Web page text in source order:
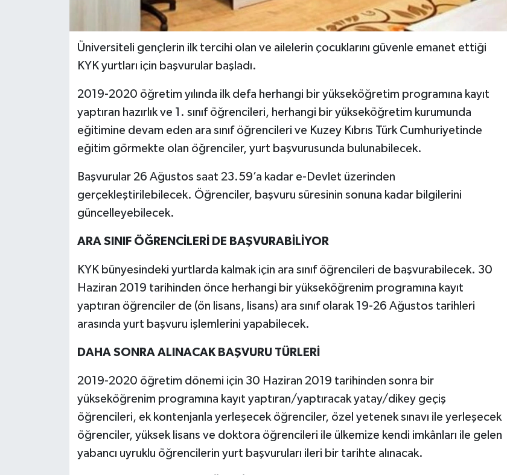
Üniversiteli gençlerin ilk tercihi olan ve ailelerin çocuklarını güvenle emanet ettiği
KYK yurtları için başvurular başladı.
2019-2020 öğretim yılında ilk defa herhangi bir yükseköğretim programına kayıt
yaptıran hazırlık ve 1. sınıf öğrencileri, herhangi bir yükseköğretim kurumunda
eğitimine devam eden ara sınıf öğrencileri ve Kuzey Kıbrıs Türk Cumhuriyetinde
eğitim görmekte olan öğrenciler, yurt başvurusunda bulunabilecek.
Başvurular 26 Ağustos saat 23.59’a kadar e-Devlet üzerinden
gerçekleştirilebilecek. Öğrenciler, başvuru süresinin sonuna kadar bilgilerini
güncelleyebilecek.
ARA SINIF ÖĞRENCİLERİ DE BAŞVURABİLİYOR
KYK bünyesindeki yurtlarda kalmak için ara sınıf öğrencileri de başvurabilecek. 30
Haziran 2019 tarihinden önce herhangi bir yükseköğrenim programına kayıt
yaptıran öğrenciler de (ön lisans, lisans) ara sınıf olarak 19-26 Ağustos tarihleri
arasında yurt başvuru işlemlerini yapabilecek.
DAHA SONRA ALINACAK BAŞVURU TÜRLERİ
2019-2020 öğretim dönemi için 30 Haziran 2019 tarihinden sonra bir
yükseköğrenim programına kayıt yaptıran/yaptıracak yatay/dikey geçiş
öğrencileri, ek kontenjanla yerleşecek öğrenciler, özel yetenek sınavı ile yerleşecek
öğrenciler, yüksek lisans ve doktora öğrencileri ile ülkemize kendi imkânları ile gelen
yabancı uyruklu öğrencilerin yurt başvuruları ileri bir tarihte alınacak.